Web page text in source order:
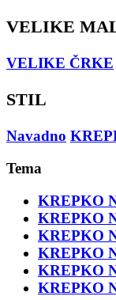
VELIKE
VELIKE ČRKE
STIL
Navadno
Tema
KREPKO
KREPKO
KREPKO
KREPKO
KREPKO
KREPKO